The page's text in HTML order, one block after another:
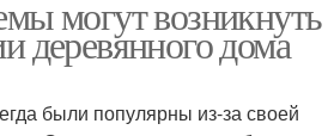
могут возникнуть
деревянного дома
были популярны из-за своей